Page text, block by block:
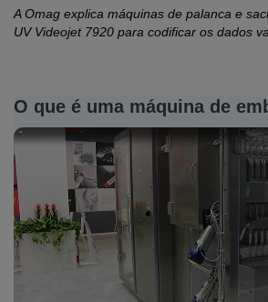
A Omag explica máquinas de palanca e
UV Videojet 7920 para codificar os dados
O que é uma máquina de